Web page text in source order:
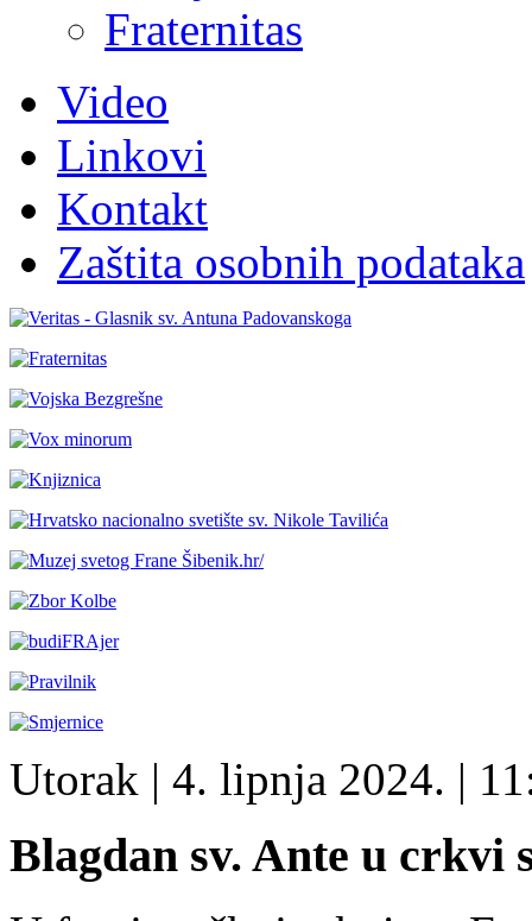
Fraternitas
Video
Linkovi
Kontakt
Zaštita osobnih podataka
Utorak | 4. lipnja 2024. |
Blagdan sv. Ante u crkvi